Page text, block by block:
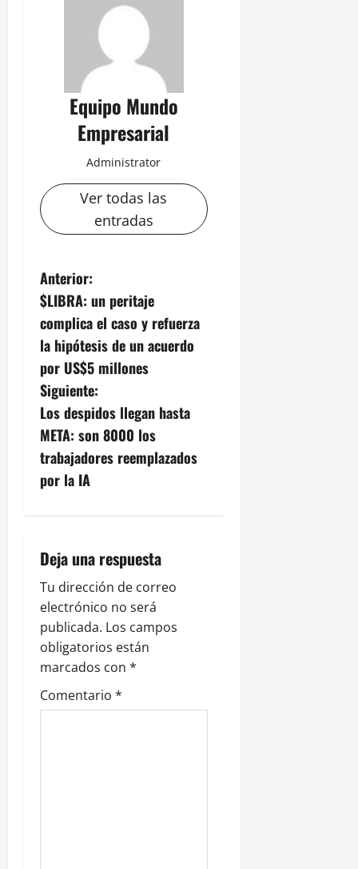
Equipo Mundo
Empresarial
Administrator
Ver todas las
entradas
N
a
v
e
g
a
c
ó
n
d
e
e
n
Anterior:
$LIBRA: un peritaje
complica el caso y refuerza
la hipótesis de un acuerdo
por US$5 millones
Siguiente:
Los despidos llegan hasta
META: son 8000 los
trabajadores reemplazados
por la IA
Deja una respuesta
Tu dirección de correo
electrónico no será
publicada. Los campos
obligatorios están
marcados con *
Comentario *